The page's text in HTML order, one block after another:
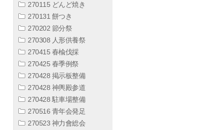
270115 どんど焼き
270131 餅つき
270202 節分祭
270308 人形供養祭
270415 春楡伐採
270425 春季例祭
270428 掲示板整備
270428 神輿殿参道
270428 駐車場整備
270516 青年会発足
270523 神力會総会